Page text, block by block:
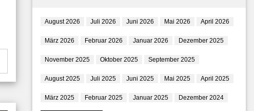
August 2026 Juli 2026 Juni 2026 Mai 2026 April 2026
März 2026 Februar 2026 Januar 2026 Dezember 2025
November 2025 Oktober 2025 September 2025
August 2025 Juli 2025 Juni 2025 Mai 2025 April 2025
März 2025 Februar 2025 Januar 2025 Dezember 2024